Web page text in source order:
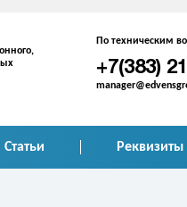
По техническим
+7(383)
Статьи Реквизиты